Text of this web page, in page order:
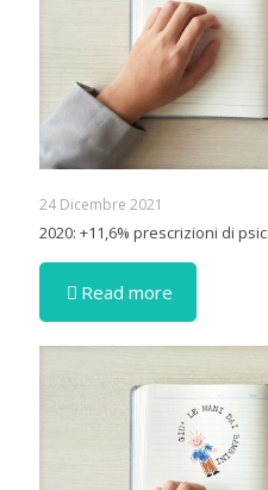
24 Dicembre 2021
2020: +11,6% prescrizioni di
Read more